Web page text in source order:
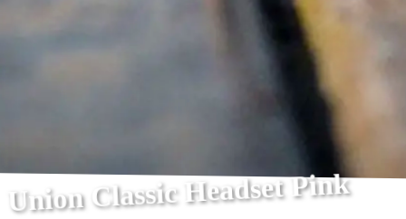
Union Classic Headset Pink